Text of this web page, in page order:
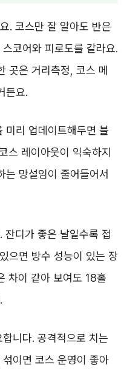
. 코스만 잘 알아도 반은
코어와 피로도를 갈라요.
곳은 거리측정, 코스 메
든요.
미리 업데이트해두면 블
스 레이아웃이 익숙하지
는 망설임이 줄어들어서
잔디가 좋은 날일수록 접
으면 방수 성능이 있는 장
차이 같아 보여도 18홀
니다. 공격적으로 치는
이면 코스 운영이 좋아